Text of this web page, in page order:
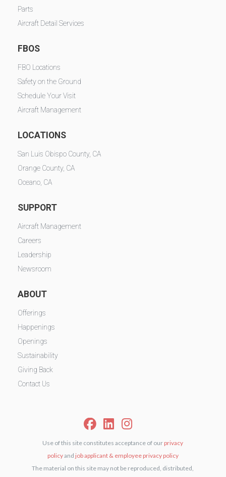
Parts
Aircraft Detail Services
FBOS
FBO Locations
Safety on the Ground
Schedule Your Visit
Aircraft Management
LOCATIONS
San Luis Obispo County, CA
Orange County, CA
Oceano, CA
SUPPORT
Aircraft Management
Careers
Leadership
Newsroom
ABOUT
Offerings
Happenings
Openings
Sustainability
Giving Back
Contact Us
Use of this site constitutes acceptance of our privacy
policyand job applicant & employee privacy policy
The material on this site may not be reproduced, distributed,